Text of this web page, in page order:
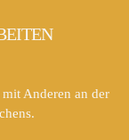
Anderen an der